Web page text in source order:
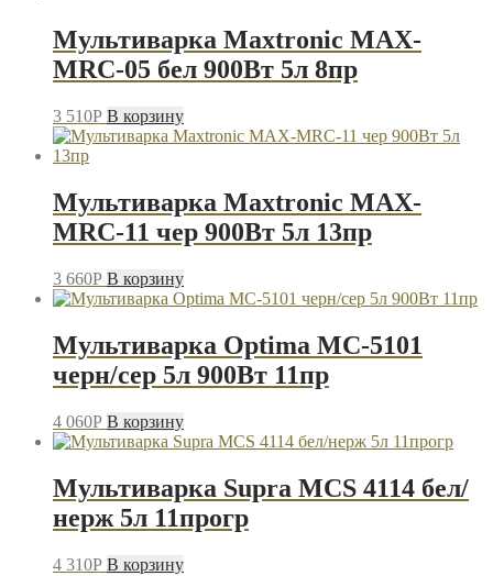
Мультиварка Maxtronic MAX-
MRC-05 бел 900Вт 5л 8пр
3 510P В корзину
Мультиварка Maxtronic MAX-
MRC-11 чер 900Вт 5л 13пр
3 660P В корзину
Мультиварка Optima MC-5101
черн/сер 5л 900Вт 11пр
4 060P В корзину
Мультиварка Supra MCS 4114 бел/
нерж 5л 11прогр
4 310P В корзину